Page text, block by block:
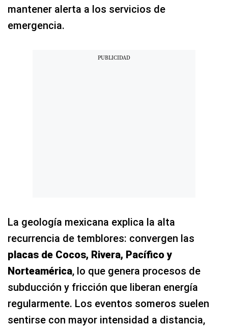
mantener alerta a los servicios de
emergencia.
La geología mexicana explica la alta
recurrencia de temblores: convergen las
placas de Cocos, Rivera, Pacífico y
Norteamérica, lo que genera procesos de
subducción y fricción que liberan energía
regularmente. Los eventos someros suelen
sentirse con mayor intensidad a distancia,